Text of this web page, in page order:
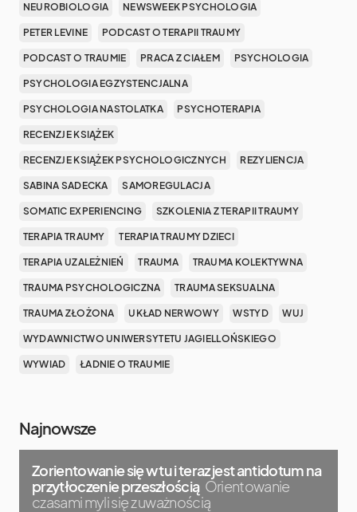
NEUROBIOLOGIA NEWSWEEK PSYCHOLOGIA
PETER LEVINE PODCAST O TERAPII TRAUMY
PODCAST O TRAUMIE PRACA Z CIAŁEM PSYCHOLOGIA
PSYCHOLOGIA EGZYSTENCJALNA
PSYCHOLOGIA NASTOLATKA PSYCHOTERAPIA
RECENZJE KSIĄŻEK
RECENZJE KSIĄŻEK PSYCHOLOGICZNYCH REZYLIENCJA
SABINA SADECKA SAMOREGULACJA
SOMATIC EXPERIENCING SZKOLENIA Z TERAPII TRAUMY
TERAPIA TRAUMY TERAPIA TRAUMY DZIECI
TERAPIA UZALEŻNIEŃ TRAUMA TRAUMA KOLEKTYWNA
TRAUMA PSYCHOLOGICZNA TRAUMA SEKSUALNA
TRAUMA ZŁOŻONA UKŁAD NERWOWY WSTYD WUJ
WYDAWNICTWO UNIWERSYTETU JAGIELLOŃSKIEGO
WYWIAD ŁADNIE O TRAUMIE
Najnowsze
Zorientowanie się w tu i teraz jest antidotum na
przytłoczenie przeszłością Orientowanie
czasami myli się z uważnością